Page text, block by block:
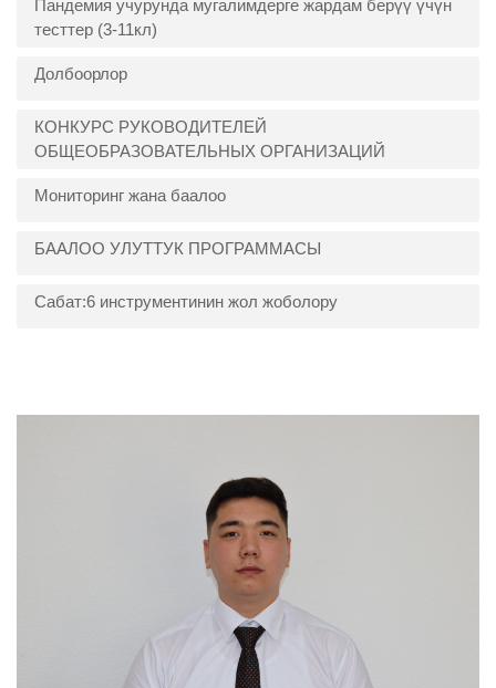
Пандемия учурунда мугалимдерге жардам берүү үчүн
тесттер (3-11кл)
Долбоорлор
КОНКУРС РУКОВОДИТЕЛЕЙ
ОБЩЕОБРАЗОВАТЕЛЬНЫХ ОРГАНИЗАЦИЙ
Мониторинг жана баалоо
БААЛОО УЛУТТУК ПРОГРАММАСЫ
Сабат:6 инструментинин жол жоболору